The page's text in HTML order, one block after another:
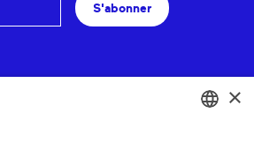
S'abonner
×